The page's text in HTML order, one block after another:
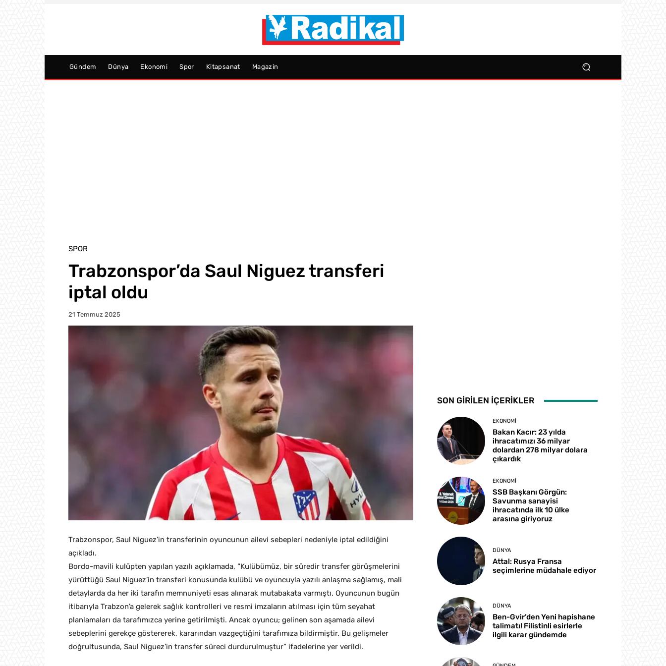
Gündem Dünya Ekonomi Spor Kitapsanat Magazin
SPOR
Trabzonspor’da Saul Niguez transferi
iptal oldu
21 Temmuz 2025
Trabzonspor, Saul Niguez’in transferinin oyuncunun ailevi sebepleri nedeniyle iptal edildiğini
açıkladı.
Bordo-mavili kulüpten yapılan yazılı açıklamada, “Kulübümüz, bir süredir transfer görüşmelerini
yürüttüğü Saul Niguez’in transferi konusunda kulübü ve oyuncuyla yazılı anlaşma sağlamış, mali
detaylarda da her iki tarafın memnuniyeti esas alınarak mutabakata varmıştı. Oyuncunun bugün
itibarıyla Trabzon’a gelerek sağlık kontrolleri ve resmi imzaların atılması için tüm seyahat
planlamaları da tarafımızca yerine getirilmişti. Ancak oyuncu; gelinen son aşamada ailevi
sebeplerini gerekçe göstererek, kararından vazgeçtiğini tarafımıza bildirmiştir. Bu gelişmeler
doğrultusunda, Saul Niguez’in transfer süreci durdurulmuştur” ifadelerine yer verildi.
SON GİRİLEN İÇERİKLER
EKONOMI
Bakan Kacır: 23 yılda
ihracatımızı 36 milyar
dolardan 278 milyar dolara
çıkardık
EKONOMI
SSB Başkanı Görgün:
Savunma sanayisi
ihracatında ilk 10 ülke
arasına giriyoruz
DÜNYA
Attal: Rusya Fransa
seçimlerine müdahale ediyor
DÜNYA
Ben-Gvir’den Yeni hapishane
talimatı! Filistinli esirlerle
ilgili karar gündemde